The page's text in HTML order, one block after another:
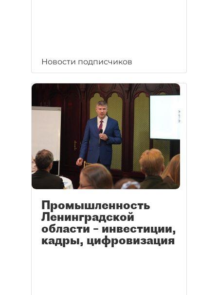
Новости подписчиков
Промышленность
Ленинградской
области – инвестиции,
кадры, цифровизация